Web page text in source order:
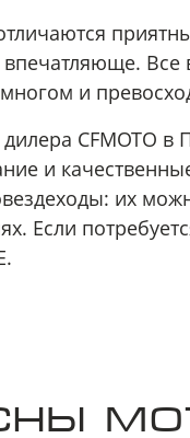
Все
и
CFMOTO в
и
их
Если